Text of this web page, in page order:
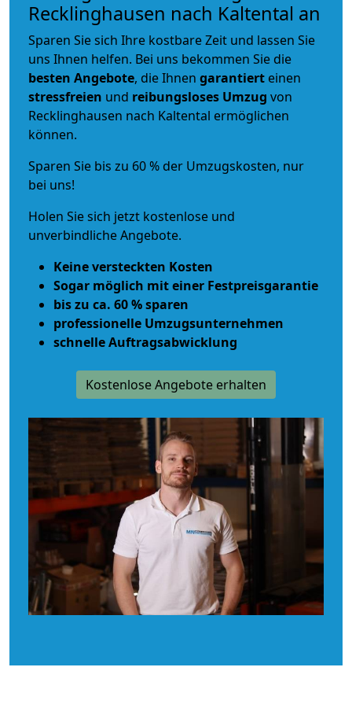
Recklinghausen nach Kaltental an
Sparen Sie sich Ihre kostbare Zeit und lassen Sie
uns Ihnen helfen. Bei uns bekommen Sie die
besten Angebote, die Ihnen garantiert einen
stressfreien und reibungsloses Umzug von
Recklinghausen nach Kaltental ermöglichen
können.
Sparen Sie bis zu 60 % der Umzugskosten, nur
bei uns!
Holen Sie sich jetzt kostenlose und
unverbindliche Angebote.
Keine versteckten Kosten
Sogar möglich mit einer Festpreisgarantie
bis zu ca. 60 % sparen
professionelle Umzugsunternehmen
schnelle Auftragsabwicklung
Kostenlose Angebote erhalten